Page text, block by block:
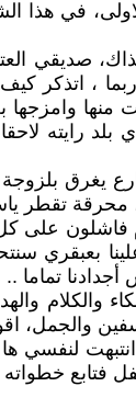
العتيق،
ربما ،
منها
رايته
يغرق
محرقة تقطر
على كل
بعبقري
تماما ..
والكلام
والجمل،
لنفسي ها
فتابع